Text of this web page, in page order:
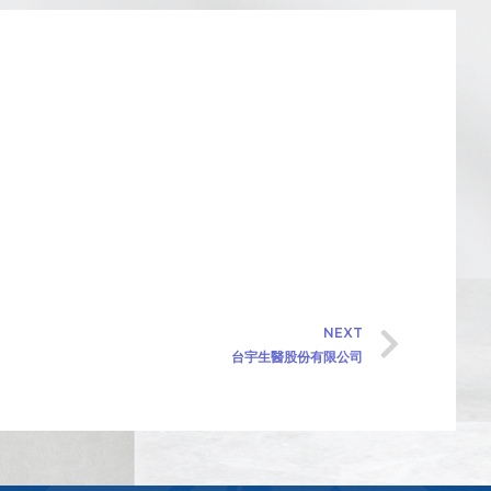
NEXT
台宇生醫股份有限公司